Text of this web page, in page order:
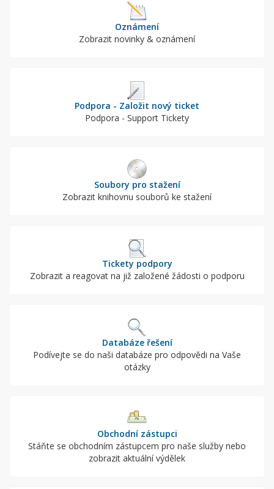
Oznámení
Zobrazit novinky & oznámení
Podpora - Založit nový ticket
Podpora - Support Tickety
Soubory pro stažení
Zobrazit knihovnu souborů ke stažení
Tickety podpory
Zobrazit a reagovat na již založené žádosti o podporu
Databáze řešení
Podívejte se do naši databáze pro odpovědi na Vaše
otázky
Obchodní zástupci
Stáňte se obchodním zástupcem pro naše služby nebo
zobrazit aktuální výdělek